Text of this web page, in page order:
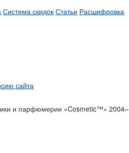
Система скидок Статьи Расшифровка
сайта
и парфюмерии «Cosmetic™» 2004–